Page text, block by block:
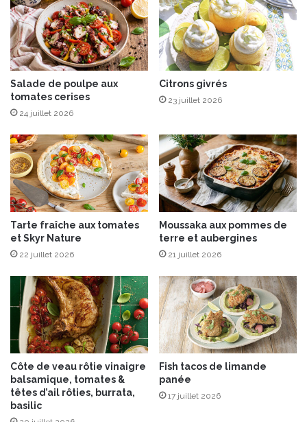
d
i
t
i
o
n
s
M
r
a
b
o
u
t
Salade de poulpe aux
tomates cerises
24 juillet 2026
Citrons givrés
23 juillet 2026
Tarte fraîche aux tomates
et Skyr Nature
22 juillet 2026
Moussaka aux pommes de
terre et aubergines
21 juillet 2026
Côte de veau rôtie vinaigre
balsamique, tomates &
têtes d’ail rôties, burrata,
basilic
Fish tacos de limande
panée
17 juillet 2026